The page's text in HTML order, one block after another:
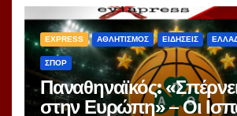
EXPRESS ΑΘΛΗΤΙΣΜΟΣ ΕΙΔΗΣΕΙΣ
ΣΠΟΡ
Παναθηναϊκός:
στην Ευρώπη» – Οι